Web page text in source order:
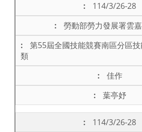
114/3/26-28
勞動部勞力發展署雲
第55屆全國技能競賽南區分區
類
佳作
葉亭妤
114/3/26-28